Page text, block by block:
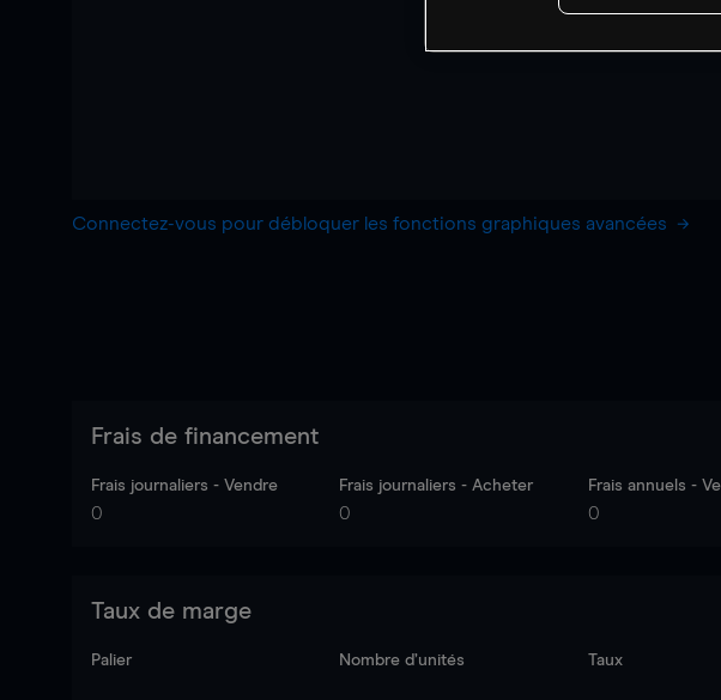
Connectez-vous pour débloquer les fonctions graphiques avancées
Frais de financement
Frais journaliers - Vendre
0
Frais journaliers - Acheter
0
Frais annuels -
0
Taux de marge
Palier Nombre d’unités Taux